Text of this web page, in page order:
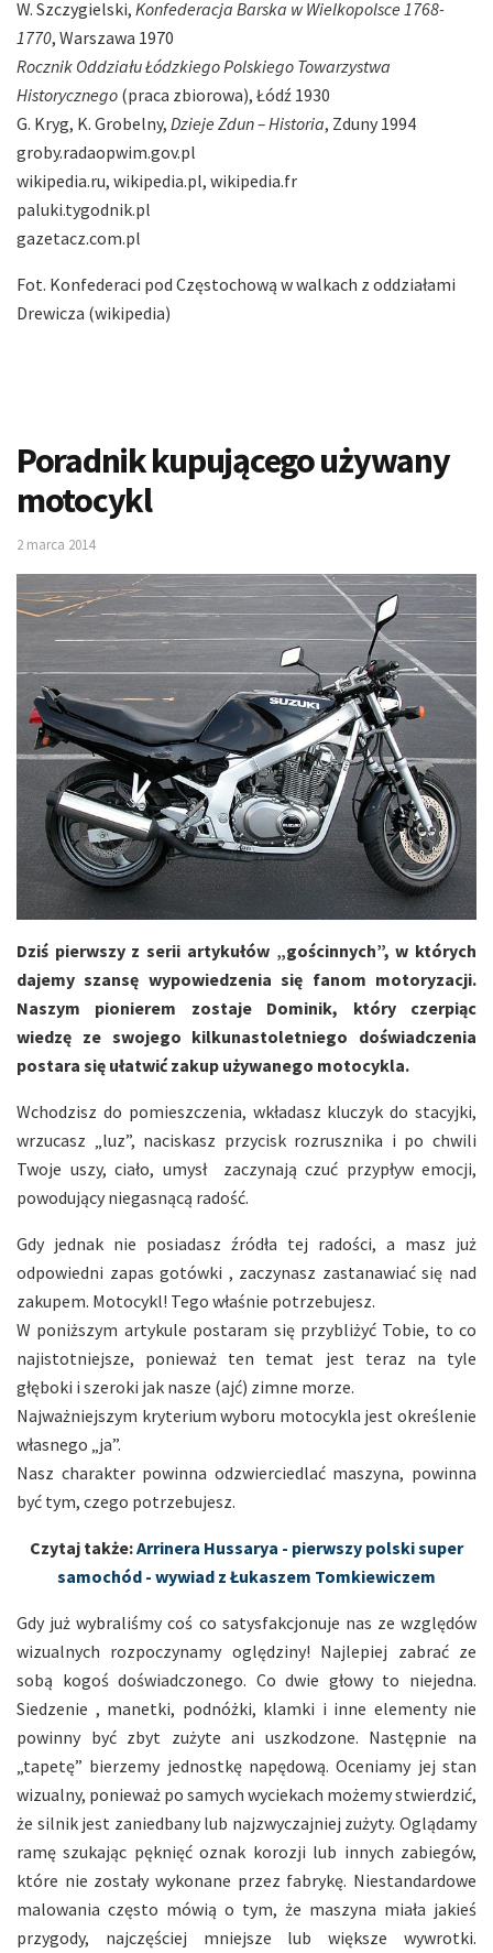
W. Szczygielski, Konfederacja Barska w Wielkopolsce 1768-
1770, Warszawa 1970
Rocznik Oddziału Łódzkiego Polskiego Towarzystwa
Historycznego (praca zbiorowa), Łódź 1930
G. Kryg, K. Grobelny, Dzieje Zdun – Historia, Zduny 1994
groby.radaopwim.gov.pl
wikipedia.ru, wikipedia.pl, wikipedia.fr
paluki.tygodnik.pl
gazetacz.com.pl
Fot. Konfederaci pod Częstochową w walkach z oddziałami
Drewicza (wikipedia)
Poradnik kupującego używany
motocykl
2 marca 2014
Dziś pierwszy z serii artykułów „gościnnych”, w których
dajemy szansę wypowiedzenia się fanom motoryzacji.
Naszym pionierem zostaje Dominik, który czerpiąc
wiedzę ze swojego kilkunastoletniego doświadczenia
postara się ułatwić zakup używanego motocykla.
Wchodzisz do pomieszczenia, wkładasz kluczyk do stacyjki,
wrzucasz „luz”, naciskasz przycisk rozrusznika i po chwili
Twoje uszy, ciało, umysł zaczynają czuć przypływ emocji,
powodujący niegasnącą radość.
Gdy jednak nie posiadasz źródła tej radości, a masz już
odpowiedni zapas gotówki , zaczynasz zastanawiać się nad
zakupem. Motocykl! Tego właśnie potrzebujesz.
W poniższym artykule postaram się przybliżyć Tobie, to co
najistotniejsze, ponieważ ten temat jest teraz na tyle
głęboki i szeroki jak nasze (ajć) zimne morze.
Najważniejszym kryterium wyboru motocykla jest określenie
własnego „ja”.
Nasz charakter powinna odzwierciedlać maszyna, powinna
być tym, czego potrzebujesz.
Czytaj także:Arrinera Hussarya - pierwszy polski super
samochód - wywiad z Łukaszem Tomkiewiczem
Gdy już wybraliśmy coś co satysfakcjonuje nas ze względów
wizualnych rozpoczynamy oględziny! Najlepiej zabrać ze
sobą kogoś doświadczonego. Co dwie głowy to niejedna.
Siedzenie , manetki, podnóżki, klamki i inne elementy nie
powinny być zbyt zużyte ani uszkodzone. Następnie na
„tapetę” bierzemy jednostkę napędową. Oceniamy jej stan
wizualny, ponieważ po samych wyciekach możemy stwierdzić,
że silnik jest zaniedbany lub najzwyczajniej zużyty. Oglądamy
ramę szukając pęknięć oznak korozji lub innych zabiegów,
które nie zostały wykonane przez fabrykę. Niestandardowe
malowania często mówią o tym, że maszyna miała jakieś
przygody, najczęściej mniejsze lub większe wywrotki.